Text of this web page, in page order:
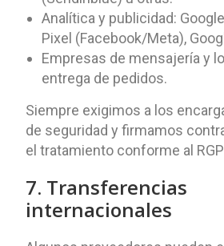
Analítica y publicidad:
Pixel (Facebook/Meta),
Empresas de mensajería y
entrega de pedidos.
Siempre exigimos a los
de seguridad y firmamos
el tratamiento conforme al
7. Transferencias
internacionales